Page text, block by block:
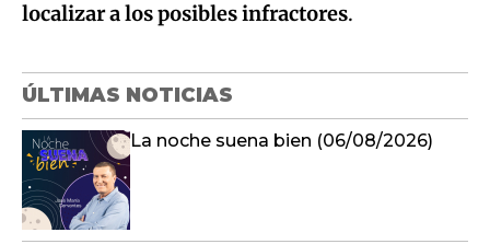
localizar a los posibles infractores.
ÚLTIMAS NOTICIAS
La noche suena bien (06/08/2026)